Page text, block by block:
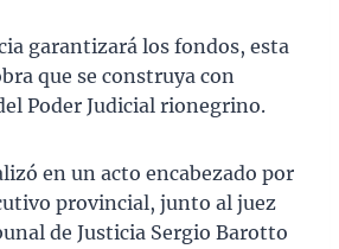
garantizará los fondos, esta
que se construya con
Poder Judicial rionegrino.
en un acto encabezado por
provincial, junto al juez
de Justicia Sergio Barotto